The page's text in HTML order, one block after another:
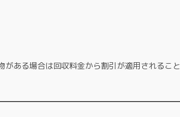
がある場合は回収料金から割引が適用されること